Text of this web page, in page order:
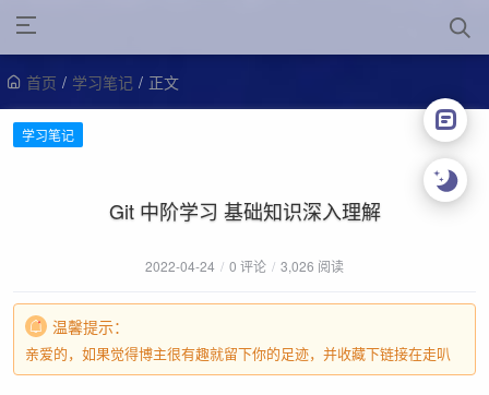
首页 / 学习笔记 / 正文
学习笔记
Git 中阶学习 基础知识深入理解
2022-04-24 / 0 评论 / 3,026 阅读
温馨提示：
亲爱的，如果觉得博主很有趣就留下你的足迹，并收藏下链接在走叭